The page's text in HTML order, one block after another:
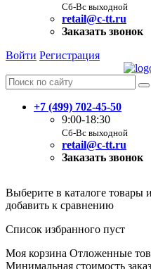
Сб-Вс выходной
retail@c-tt.ru
Заказать звонок
Войти Регистрация
+7 (499) 702-45-50
9:00-18:30
Сб-Вс выходной
retail@c-tt.ru
Заказать звонок
Выберите в каталоге товары
добавить к сравнению
Список избранного пуст
Моя корзина Отложенные
Минимальная стоимость